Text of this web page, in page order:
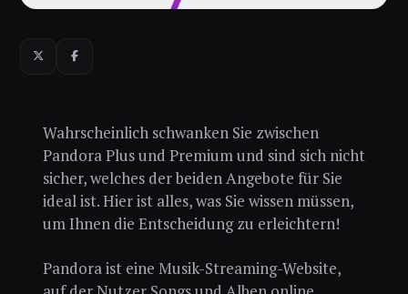
Wahrscheinlich schwanken Sie zwischen
Pandora Plus und Premium und sind sich nicht
sicher, welches der beiden Angebote für Sie
ideal ist. Hier ist alles, was Sie wissen müssen,
um Ihnen die Entscheidung zu erleichtern!
Pandora ist eine Musik-Streaming-Website,